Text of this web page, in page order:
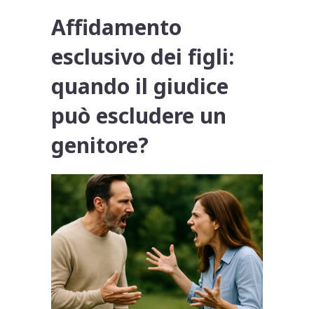
Affidamento
esclusivo dei figli:
quando il giudice
può escludere un
genitore?